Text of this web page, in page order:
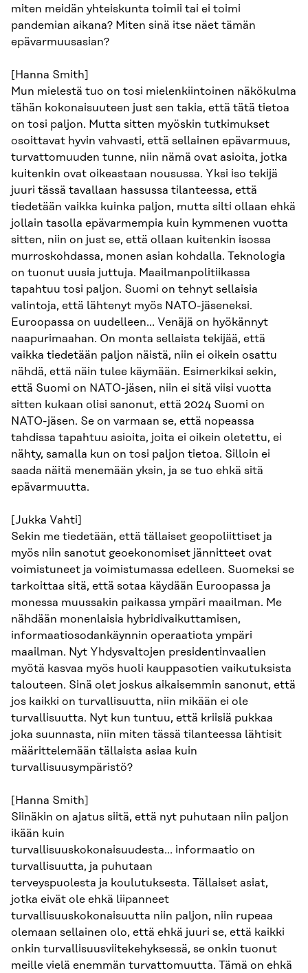
miten meidän yhteiskunta toimii tai ei toimi
pandemian aikana? Miten sinä itse näet tämän
epävarmuusasian?
[Hanna Smith]
Mun mielestä tuo on tosi mielenkiintoinen näkökulma
tähän kokonaisuuteen just sen takia, että tätä tietoa
on tosi paljon. Mutta sitten myöskin tutkimukset
osoittavat hyvin vahvasti, että sellainen epävarmuus,
turvattomuuden tunne, niin nämä ovat asioita, jotka
kuitenkin ovat oikeastaan nousussa. Yksi iso tekijä
juuri tässä tavallaan hassussa tilanteessa, että
tiedetään vaikka kuinka paljon, mutta silti ollaan ehkä
jollain tasolla epävarmempia kuin kymmenen vuotta
sitten, niin on just se, että ollaan kuitenkin isossa
murroskohdassa, monen asian kohdalla. Teknologia
on tuonut uusia juttuja. Maailmanpolitiikassa
tapahtuu tosi paljon. Suomi on tehnyt sellaisia
valintoja, että lähtenyt myös NATO-jäseneksi.
Euroopassa on uudelleen… Venäjä on hyökännyt
naapurimaahan. On monta sellaista tekijää, että
vaikka tiedetään paljon näistä, niin ei oikein osattu
nähdä, että näin tulee käymään. Esimerkiksi sekin,
että Suomi on NATO-jäsen, niin ei sitä viisi vuotta
sitten kukaan olisi sanonut, että 2024 Suomi on
NATO-jäsen. Se on varmaan se, että nopeassa
tahdissa tapahtuu asioita, joita ei oikein oletettu, ei
nähty, samalla kun on tosi paljon tietoa. Silloin ei
saada näitä menemään yksin, ja se tuo ehkä sitä
epävarmuutta.
[Jukka Vahti]
Sekin me tiedetään, että tällaiset geopoliittiset ja
myös niin sanotut geoekonomiset jännitteet ovat
voimistuneet ja voimistumassa edelleen. Suomeksi se
tarkoittaa sitä, että sotaa käydään Euroopassa ja
monessa muussakin paikassa ympäri maailman. Me
nähdään monenlaisia hybridivaikuttamisen,
informaatiosodankäynnin operaatiota ympäri
maailman. Nyt Yhdysvaltojen presidentinvaalien
myötä kasvaa myös huoli kauppasotien vaikutuksista
talouteen. Sinä olet joskus aikaisemmin sanonut, että
jos kaikki on turvallisuutta, niin mikään ei ole
turvallisuutta. Nyt kun tuntuu, että kriisiä pukkaa
joka suunnasta, niin miten tässä tilanteessa lähtisit
määrittelemään tällaista asiaa kuin
turvallisuusympäristö?
[Hanna Smith]
Siinäkin on ajatus siitä, että nyt puhutaan niin paljon
ikään kuin
turvallisuuskokonaisuudesta… informaatio on
turvallisuutta, ja puhutaan
terveyspuolesta ja koulutuksesta. Tällaiset asiat,
jotka eivät ole ehkä liipanneet
turvallisuuskokonaisuutta niin paljon, niin rupeaa
olemaan sellainen olo, että ehkä juuri se, että kaikki
onkin turvallisuusviitekehyksessä, se onkin tuonut
meille vielä enemmän turvattomuutta. Tämä on ehkä